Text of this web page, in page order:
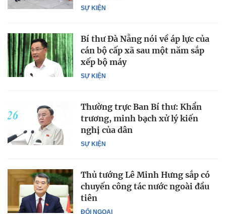
SỰ KIỆN
SỰ KIỆN
Bí thư Đà Nẵng nói về áp lực của
cán bộ cấp xã sau một năm sắp
xếp bộ máy
SỰ KIỆN
Thường trực Ban Bí thư: Khẩn
trương, minh bạch xử lý kiến
nghị của dân
ĐỐI NGOẠI
Thủ tướng Lê Minh Hưng sắp có
chuyến công tác nước ngoài đầu
tiên